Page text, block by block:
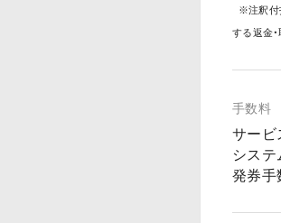
※注釈付
する返金
手数料
サービ
システ
発券手